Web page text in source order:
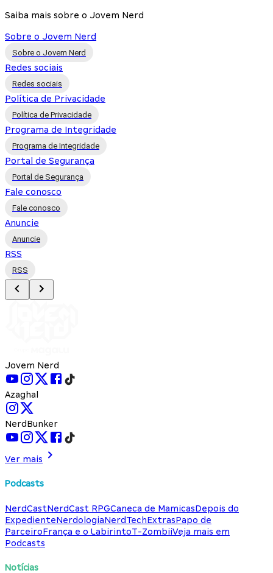
Saiba mais sobre o Jovem Nerd
Sobre o Jovem Nerd
Sobre o Jovem Nerd
Redes sociais
Redes sociais
Política de Privacidade
Política de Privacidade
Programa de Integridade
Programa de Integridade
Portal de Segurança
Portal de Segurança
Fale conosco
Fale conosco
Anuncie
Anuncie
RSS
RSS
Jovem Nerd
Azaghal
NerdBunker
Ver mais
Podcasts
NerdCastNerdCast RPGCaneca de MamicasDepois do
ExpedienteNerdologiaNerdTechExtrasPapo de
ParceiroFrança e o LabirintoT-ZombiiVeja mais em
Podcasts
Notícias